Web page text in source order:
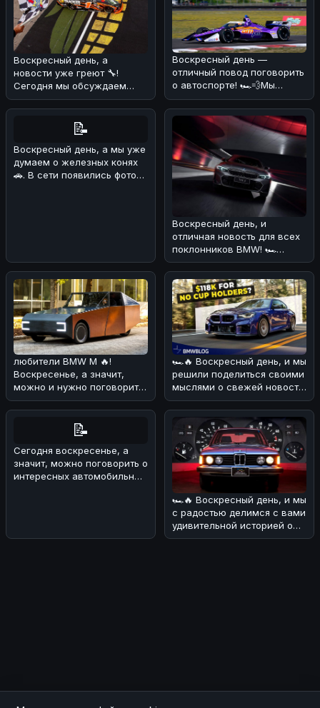
Воскресный день, а
новости уже греют 🔧!
Сегодня мы обсуждаем
победу Kvapil в серии
O'Reilly Auto Pa
Воскресный день —
отличный повод поговорить
о автоспорте! 🏎️💨Мы
разобрались в новости о
том, что R
📝
Воскресный день, а мы уже
думаем о железных конях
🚗. В сети появились фото
Воскресный день, и
отличная новость для всех
поклонников BMW! 🏎
Сегодня мы узнали, что
BMW 3 Series
любители BMW M 🔥!
Воскресенье, а значит,
можно и нужно поговорить
о свежих новостях из мира
BMW.Сег
🏎🔥 Воскресный день, и мы
решили поделиться своими
мыслями о свежей новости!
💪 На днях в сети появ
📝
Сегодня воскресенье, а
значит, можно поговорить о
интересных автомобильных
🏎🔥 Воскресный день, и мы
с радостью делимся с вами
удивительной историей о
BMW E21 1977 года! 💪 Э